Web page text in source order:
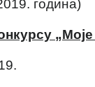
година)